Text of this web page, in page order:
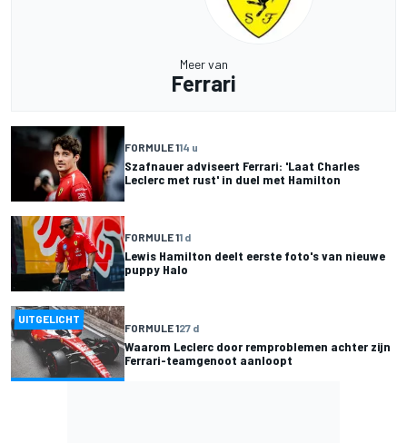
Meer van
Ferrari
FORMULE 114 u
Szafnauer adviseert Ferrari: 'Laat Charles
Leclerc met rust' in duel met Hamilton
FORMULE 11 d
Lewis Hamilton deelt eerste foto's van nieuwe
puppy Halo
UITGELICHT
FORMULE 127 d
Waarom Leclerc door remproblemen achter zijn
Ferrari-teamgenoot aanloopt